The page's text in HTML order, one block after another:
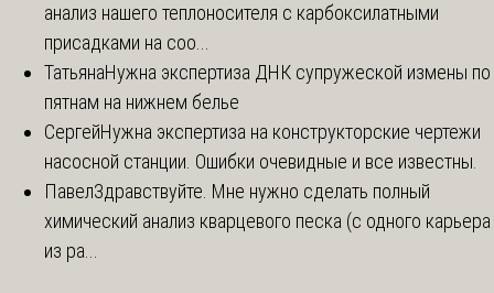
анализ нашего теплоносителя с карбоксилатными
присадками на соо...
ТатьянаНужна экспертиза ДНК супружеской измены по
пятнам на нижнем белье
СергейНужна экспертиза на конструкторские чертежи
насосной станции. Ошибки очевидные и все известны.
ПавелЗдравствуйте. Мне нужно сделать полный
химический анализ кварцевого песка (с одного карьера
из ра...